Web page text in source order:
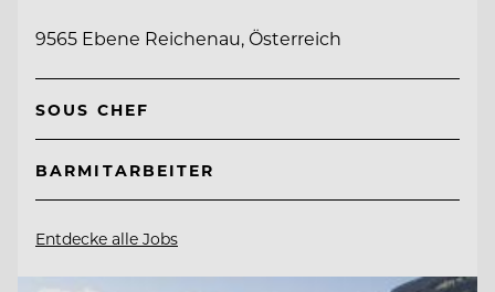
9565 Ebene Reichenau, Österreich
SOUS CHEF
BARMITARBEITER
Entdecke alle Jobs